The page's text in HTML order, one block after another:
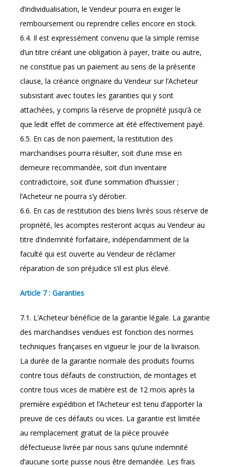
d’individualisation, le Vendeur pourra en exiger le
remboursement ou reprendre celles encore en stock.
6.4. Il est expressément convenu que la simple remise
d’un titre créant une obligation à payer, traite ou autre,
ne constitue pas un paiement au sens de la présente
clause, la créance originaire du Vendeur sur l’Acheteur
subsistant avec toutes les garanties qui y sont
attachées, y compris la réserve de propriété jusqu’à ce
que ledit effet de commerce ait été effectivement payé.
6.5. En cas de non paiement, la restitution des
marchandises pourra résulter, soit d’une mise en
demeure recommandée, soit d’un inventaire
contradictoire, soit d’une sommation d’huissier ;
l’Acheteur ne pourra s’y dérober.
6.6. En cas de restitution des biens livrés sous réserve de
propriété, les acomptes resteront acquis au Vendeur au
titre d’indemnité forfaitaire, indépendamment de la
faculté qui est ouverte au Vendeur de réclamer
réparation de son préjudice s’il est plus élevé.
Article 7 : Garanties
7.1. L’Acheteur bénéficie de la garantie légale. La garantie
des marchandises vendues est fonction des normes
techniques françaises en vigueur le jour de la livraison.
La durée de la garantie normale des produits fournis
contre tous défauts de construction, de montages et
contre tous vices de matière est de 12 mois après la
première expédition et l’Acheteur est tenu d’apporter la
preuve de ces défauts ou vices. La garantie est limitée
au remplacement gratuit de la pièce prouvée
défectueuse livrée par nous sans qu’une indemnité
d’aucune sorte puisse nous être demandée. Les frais